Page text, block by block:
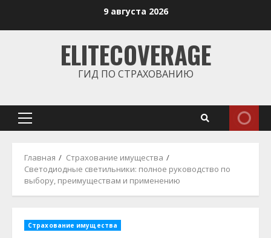
9 августа 2026
ELITECOVERAGE
ГИД ПО СТРАХОВАНИЮ
Основное
Главная
Страхование имущества
Светодиодные светильники: полное руководство по
выбору, преимуществам и применению
Страхование имущества